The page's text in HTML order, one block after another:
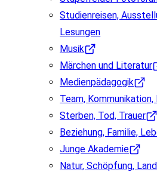
Studienreisen,
Lesungen
Musik
Märchen und Literatur
Medienpädagogik
Team,
Sterben, Tod, Trauer
Beziehung, Familie,
Junge Akademie
Natur, Schöpfung,